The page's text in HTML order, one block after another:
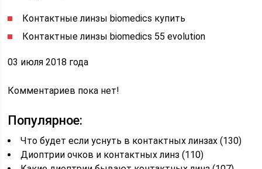
Контактные линзы biomedics купить
Контактные линзы biomedics 55 evolution
03 июля 2018 года
Комментариев пока нет!
Популярное:
Что будет если уснуть в контактных линзах (130)
Диоптрии очков и контактных линз (110)